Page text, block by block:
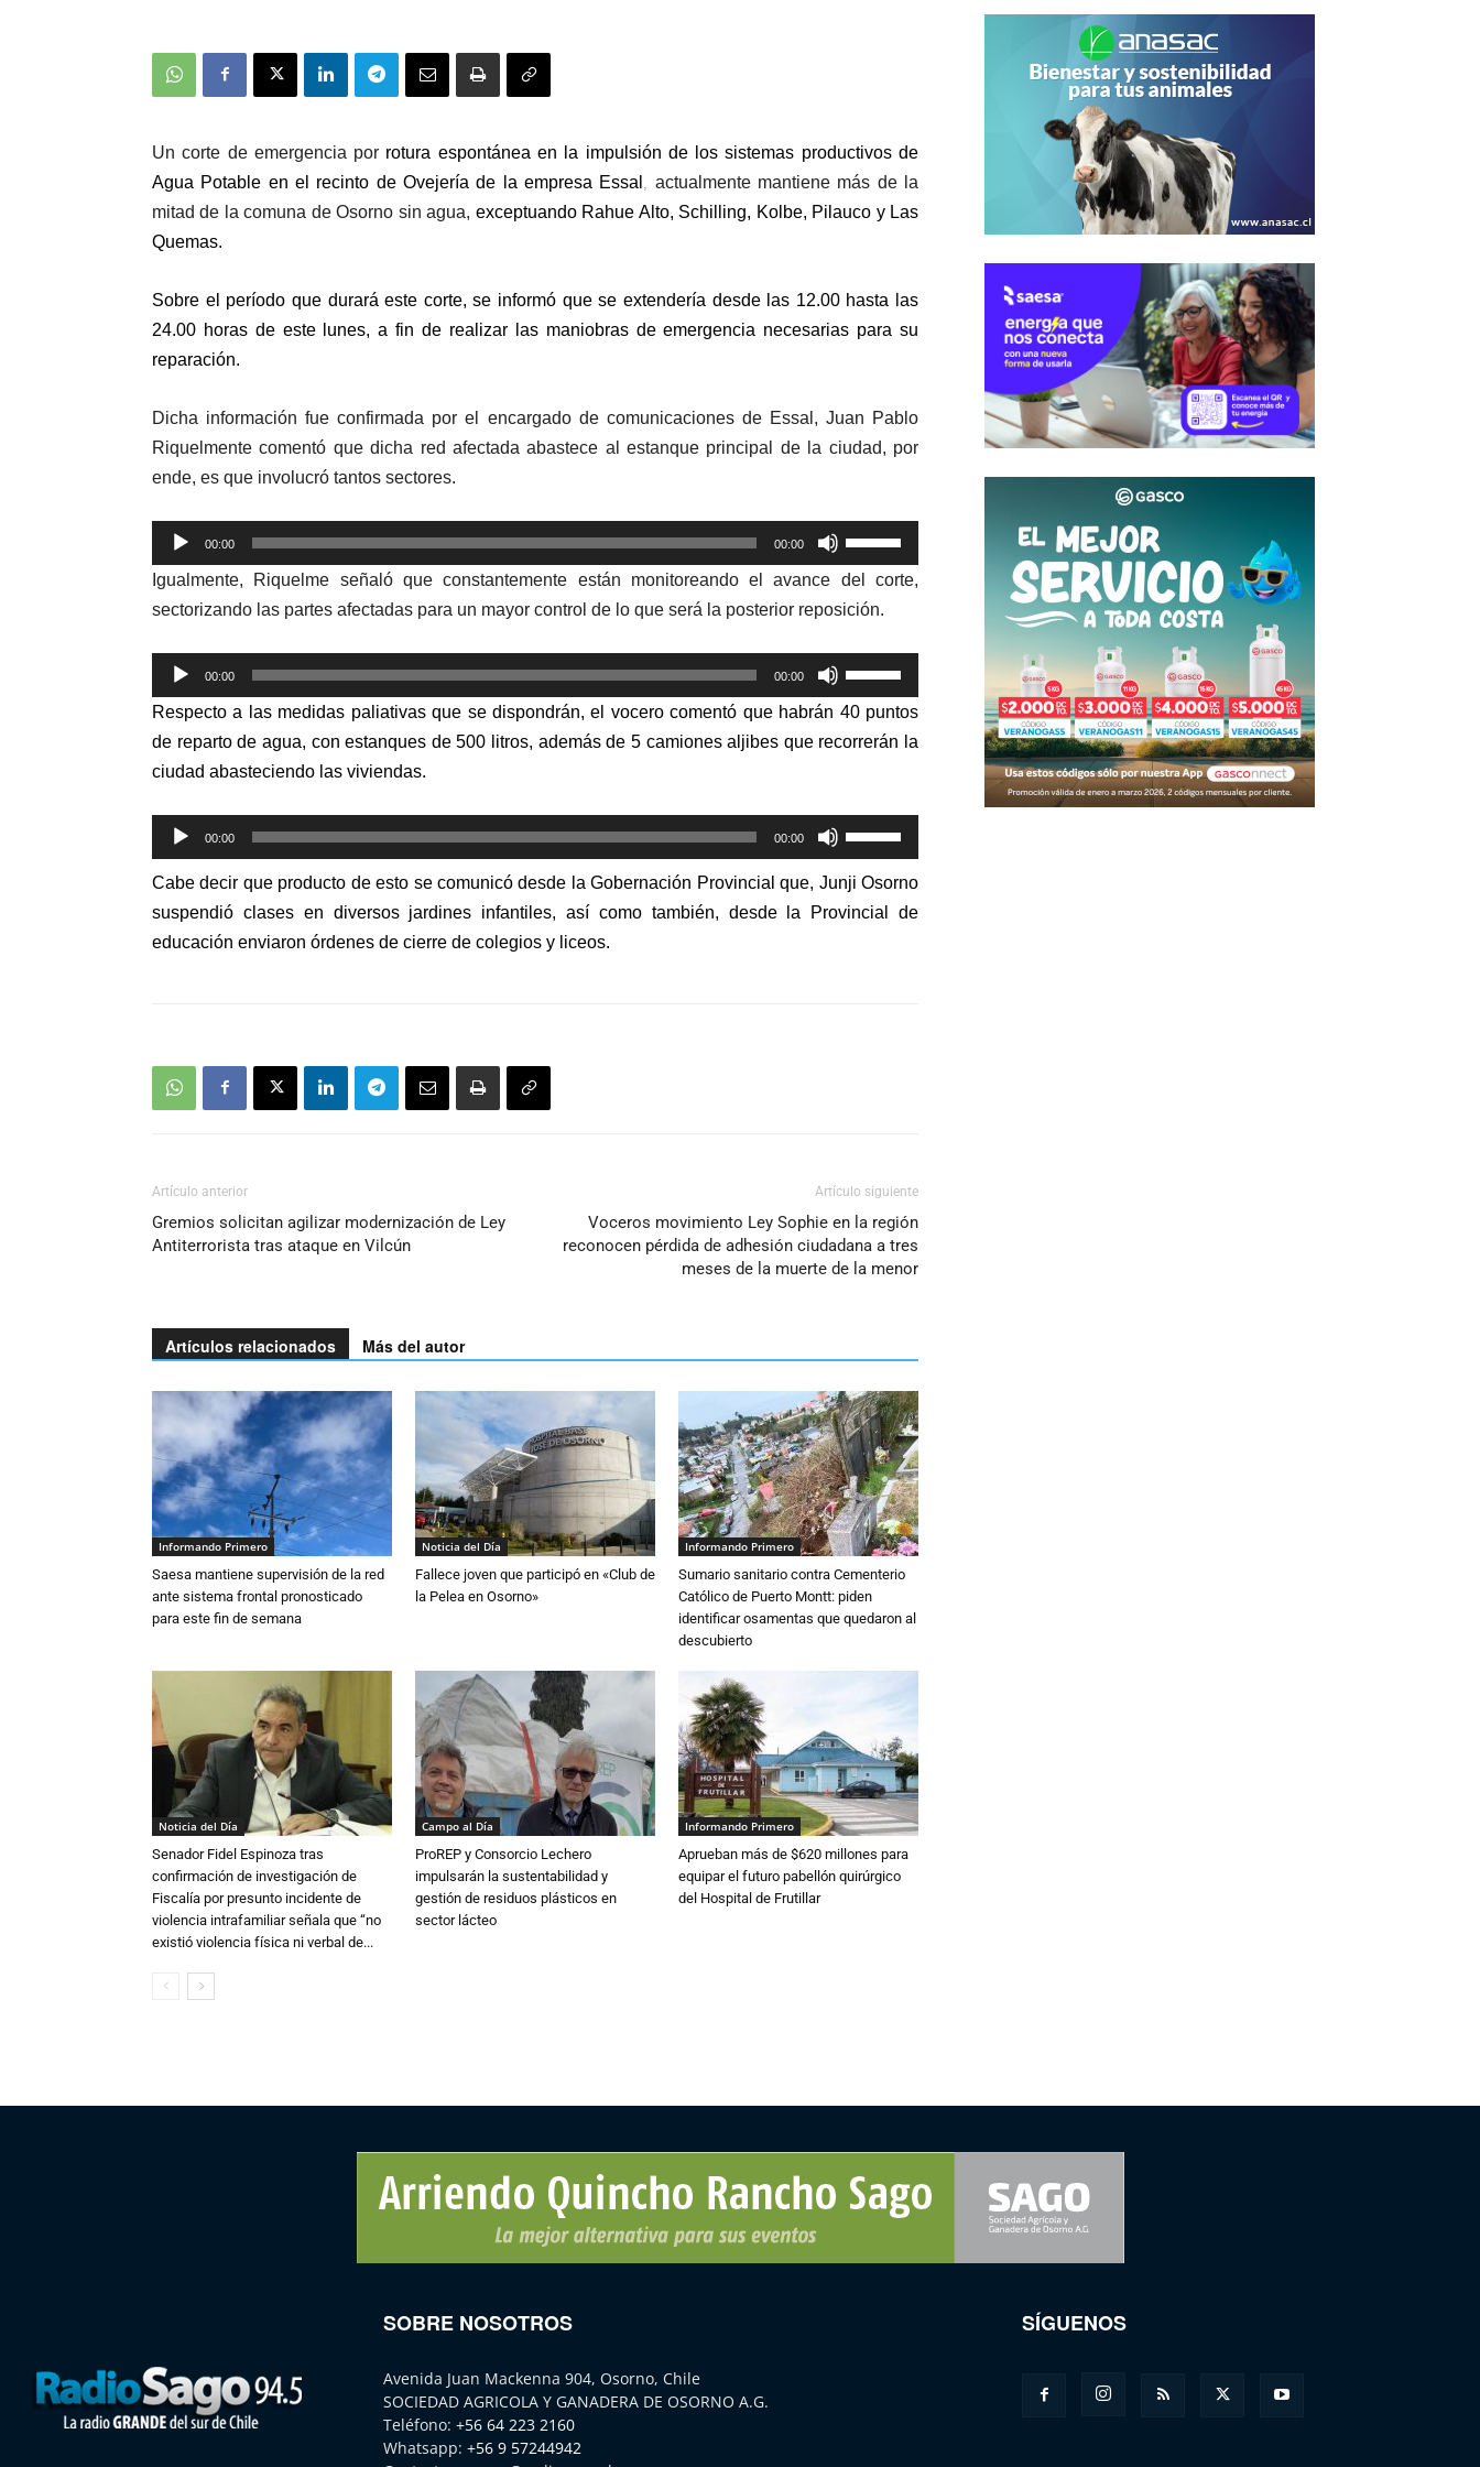
Un corte de emergencia por rotura espontánea en la impulsión de los sistemas productivos de
Agua Potable en el recinto de Ovejería de la empresa Essal
actualmente mantiene más de la
mitad de la comuna de Osorno sin agua, exceptuando Rahue Alto, Schilling, Kolbe, Pilauco y Las
Quemas.
Sobre el período que durará este corte, se informó que se extendería desde las 12.00 hasta las
24.00 horas de este lunes, a fin de realizar las maniobras de emergencia necesarias para su
reparación.
Dicha información fue confirmada por el encargado de comunicaciones de Essal, Juan Pablo
Riquelmente comentó que dicha red afectada abastece al estanque principal de la ciudad, por
ende, es que involucró tantos sectores.
Reproductor
de
audio
00:00 00:00
las
teclas
de
arriba/abajo
para
aumentar
el
Igualmente, Riquelme señaló que constantemente están monitoreando el avance del corte,
sectorizando las partes afectadas para un mayor control de lo que será la posterior reposición.
Reproductor
de
audio
00:00 00:00
las
teclas
de
para
o
disminuir
Respecto a las medidas paliativas que se dispondrán, el vocero comentó que habrán 40 puntos
de reparto de agua, con estanques de 500 litros, además de 5 camiones aljibes que recorrerán la
ciudad abasteciendo las viviendas.
Reproductor
de
audio
00:00 00:00
las
teclas
de
Cabe decir que producto de esto se comunicó desde la Gobernación Provincial que, Junji Osorno
suspendió clases en diversos jardines infantiles, así como también, desde la Provincial de
educación enviaron órdenes de cierre de colegios y liceos.
Artículo anterior
Gremios solicitan agilizar modernización de Ley
Antiterrorista tras ataque en Vilcún
Artículo siguiente
Voceros movimiento Ley Sophie en la región
reconocen pérdida de adhesión ciudadana a tres
meses de la muerte de la menor
Artículos relacionados Más del autor
Informando Primero
Saesa mantiene supervisión de la red
ante sistema frontal pronosticado
para este fin de semana
Noticia del Día
Fallece joven que participó en «Club de
la Pelea en Osorno»
Informando Primero
Sumario sanitario contra Cementerio
Católico de Puerto Montt: piden
identificar osamentas que quedaron al
descubierto
Noticia del Día
Senador Fidel Espinoza tras
confirmación de investigación de
Fiscalía por presunto incidente de
violencia intrafamiliar señala que “no
existió violencia física ni verbal de...
Campo al Día
ProREP y Consorcio Lechero
impulsarán la sustentabilidad y
gestión de residuos plásticos en
sector lácteo
Informando Primero
Aprueban más de $620 millones para
equipar el futuro pabellón quirúrgico
del Hospital de Frutillar
SOBRE NOSOTROS
Avenida Juan Mackenna 904, Osorno, Chile
SOCIEDAD AGRICOLA Y GANADERA DE OSORNO A.G.
Teléfono: +56 64 223 2160
Whatsapp: +56 9 57244942
SÍGUENOS